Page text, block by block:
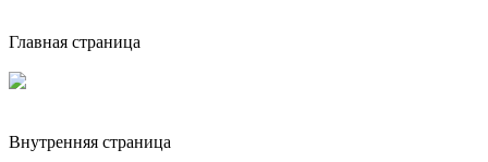
Главная страница
Внутренняя страница